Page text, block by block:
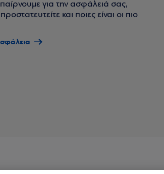
για την ασφάλειά σας,
και ποιες είναι οι πιο